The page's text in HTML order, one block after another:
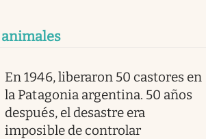
animales
En 1946, liberaron 50 castores en
la Patagonia argentina. 50 años
después, el desastre era
imposible de controlar